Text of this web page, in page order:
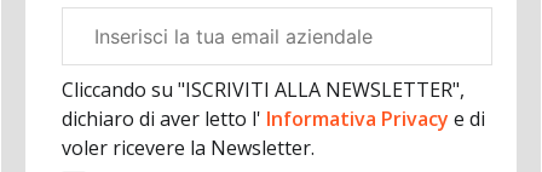
aziendale
Cliccando su "ISCRIVITI ALLA NEWSLETTER",
dichiaro di aver letto l' Informativa Privacy e di
voler ricevere la Newsletter.